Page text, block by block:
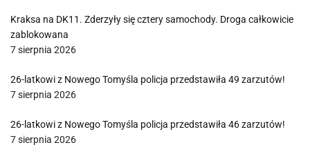
Kraksa na DK11. Zderzyły się cztery samochody. Droga całkowicie
zablokowana
7 sierpnia 2026
26-latkowi z Nowego Tomyśla policja przedstawiła 49 zarzutów!
7 sierpnia 2026
26-latkowi z Nowego Tomyśla policja przedstawiła 46 zarzutów!
7 sierpnia 2026